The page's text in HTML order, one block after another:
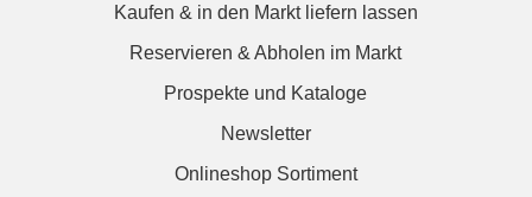
Kaufen & in den Markt liefern lassen
Reservieren & Abholen im Markt
Prospekte und Kataloge
Newsletter
Onlineshop Sortiment